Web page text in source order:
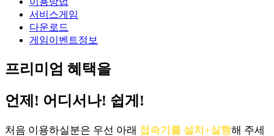
서비스게임
다운로드
게임이벤트정보
프리미엄 혜택을
언제! 어디서나! 쉽게!
처음 이용하실분은 우선 아래 접속기를 설치+실행해 주세